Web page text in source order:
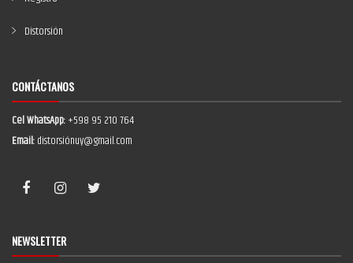
Distorsión
CONTÁCTANOS
Cel WhatsApp:+598 95 210 764
Email:distorsiónuy@gmail.com
NEWSLETTER